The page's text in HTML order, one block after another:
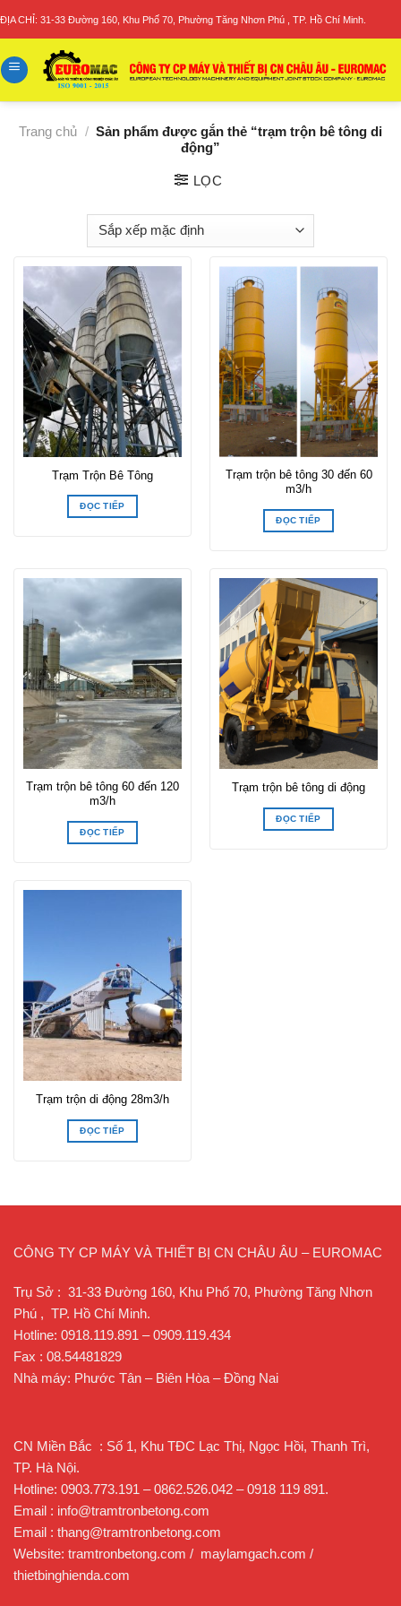
ĐỊA CHỈ: 31-33 Đường 160, Khu Phố 70, Phường Tăng Nhơn Phú , TP. Hồ Chí Minh.
Trang chủ / Sản phẩm được gắn thẻ “trạm trộn bê tông di
động”
LỌC
Trạm Trộn Bê Tông
ĐỌC TIẾP
Trạm trộn bê tông 30 đến 60
m3/h
ĐỌC TIẾP
Trạm trộn bê tông 60 đến 120
m3/h
ĐỌC TIẾP
Trạm trộn bê tông di động
ĐỌC TIẾP
Trạm trộn di động 28m3/h
ĐỌC TIẾP
CÔNG TY CP MÁY VÀ THIẾT BỊ CN CHÂU ÂU – EUROMAC
Trụ Sở : 31-33 Đường 160, Khu Phố 70, Phường Tăng Nhơn
Phú , TP. Hồ Chí Minh.
Hotline: 0918.119.891 – 0909.119.434
Fax : 08.54481829
Nhà máy: Phước Tân – Biên Hòa – Đồng Nai
CN Miền Bắc : Số 1, Khu TĐC Lạc Thị, Ngọc Hồi, Thanh Trì,
TP. Hà Nội.
Hotline: 0903.773.191 – 0862.526.042 – 0918 119 891.
Email : info@tramtronbetong.com
Email : thang@tramtronbetong.com
Website: tramtronbetong.com / maylamgach.com /
thietbinghienda.com